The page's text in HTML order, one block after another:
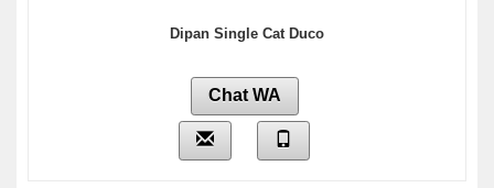
Dipan Single Cat Duco
Chat WA